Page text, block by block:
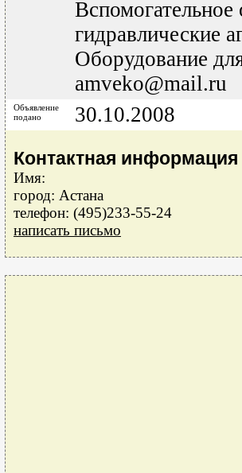
гидравлические
Оборудование
amveko@mail.ru
Объявление
подано
30.10.2008
Контактная информация
Имя:
город: Астана
телефон: (495)233-55-24
написать письмо